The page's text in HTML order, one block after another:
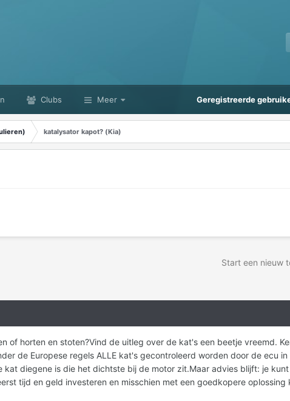
Clubs Meer Geregistreerde
katalysator kapot? (Kia)
Start een nieuw
of horten en stoten?Vind de uitleg over de kat's een beetje vreemd.
de Europese regels ALLE kat's gecontroleerd worden door de ecu
kat diegene is die het dichtste bij de motor zit.Maar advies blijft: je
tijd en geld investeren en misschien met een goedkopere oplossing